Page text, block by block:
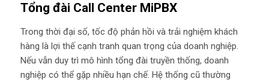
Tổng đài Call Center MiPBX
Trong thời đại số, tốc độ phản hồi và trải nghiệm khách
hàng là lợi thế cạnh tranh quan trọng của doanh nghiệp.
Nếu vẫn duy trì mô hình tổng đài truyền thống, doanh
nghiệp có thể gặp nhiều hạn chế. Hệ thống cũ thường